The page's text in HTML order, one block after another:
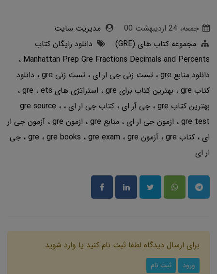
جمعه، 24 ارديبهشت 00
مدیریت سایت
مجموعه کتاب های (GRE)
دانلود رایگان کتاب
Manhattan Prep Gre Fractions Decimals and Percents
دانلود منابع gre
تست زنی جی ار ای تست زنی gre
دانلود
کتاب gre
بهترین کتاب برای gre استراتژی های gre ets
بهترین کتاب gre
جی آر ای کتاب جی ار ای
gre source
gre test
ازمون جی ار ای منابع gre ازمون gre
آزمون جی ار
ای کتاب gre آزمون gre gre books gre exam gre
جی
ار ای
برای ارسال دیدگاه لطفا ثبت نام کنید یا وارد شوید.
ورود ثبت نام